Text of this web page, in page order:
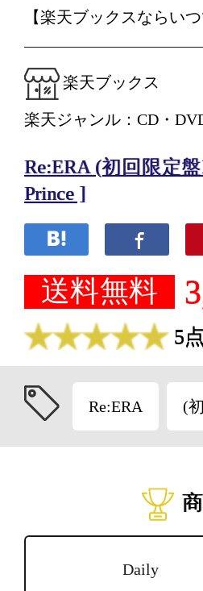
【楽天ブックスならい
楽天ブックス
楽天ジャンル：CD・
Re:ERA (初回限定
Prince ]
送料無料
5点
Re:ERA (
Daily